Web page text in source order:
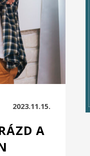
2023.11.15.
A